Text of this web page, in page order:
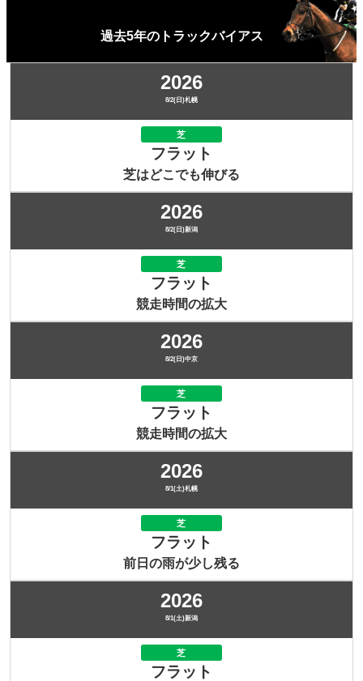
過去5年のトラックバイアス
2026
8/2(日)札幌
芝
フラット
芝はどこでも伸びる
2026
8/2(日)新潟
芝
フラット
競走時間の拡大
2026
8/2(日)中京
芝
フラット
競走時間の拡大
2026
8/1(土)札幌
芝
フラット
前日の雨が少し残る
2026
8/1(土)新潟
芝
フラット